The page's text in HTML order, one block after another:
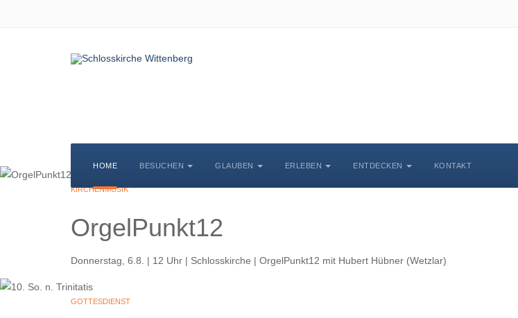
HOME BESUCHEN GLAUBEN ERLEBEN ENTDECKEN KONTAKT
KIRCHENMUSIK
OrgelPunkt12
Donnerstag, 6.8. | 12 Uhr | Schlosskirche | OrgelPunkt12 mit Hubert Hübner (Wetzlar)
GOTTESDIENST